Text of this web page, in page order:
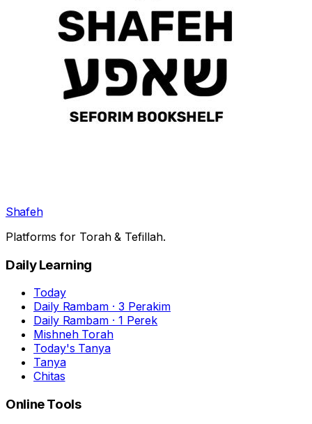
Shafeh
Platforms for Torah & Tefillah.
Daily Learning
Today
Daily Rambam · 3 Perakim
Daily Rambam · 1 Perek
Mishneh Torah
Today's Tanya
Tanya
Chitas
Online Tools